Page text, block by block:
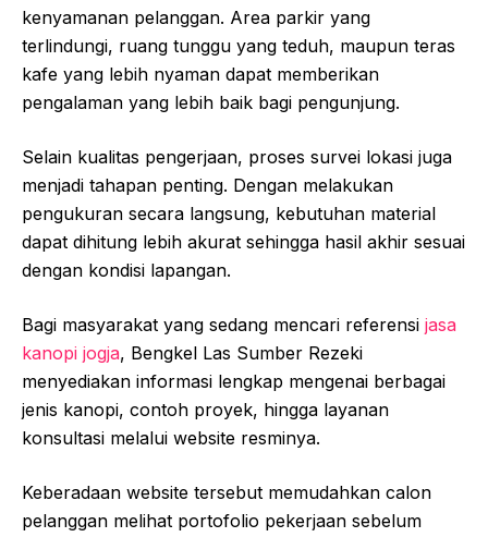
kenyamanan pelanggan. Area parkir yang
terlindungi, ruang tunggu yang teduh, maupun teras
kafe yang lebih nyaman dapat memberikan
pengalaman yang lebih baik bagi pengunjung.
Selain kualitas pengerjaan, proses survei lokasi juga
menjadi tahapan penting. Dengan melakukan
pengukuran secara langsung, kebutuhan material
dapat dihitung lebih akurat sehingga hasil akhir sesuai
dengan kondisi lapangan.
Bagi masyarakat yang sedang mencari referensi jasa
kanopi jogja, Bengkel Las Sumber Rezeki
menyediakan informasi lengkap mengenai berbagai
jenis kanopi, contoh proyek, hingga layanan
konsultasi melalui website resminya.
Keberadaan website tersebut memudahkan calon
pelanggan melihat portofolio pekerjaan sebelum